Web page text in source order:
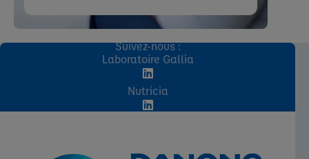
Suivez-nous :
Laboratoire Gallia
Nutricia